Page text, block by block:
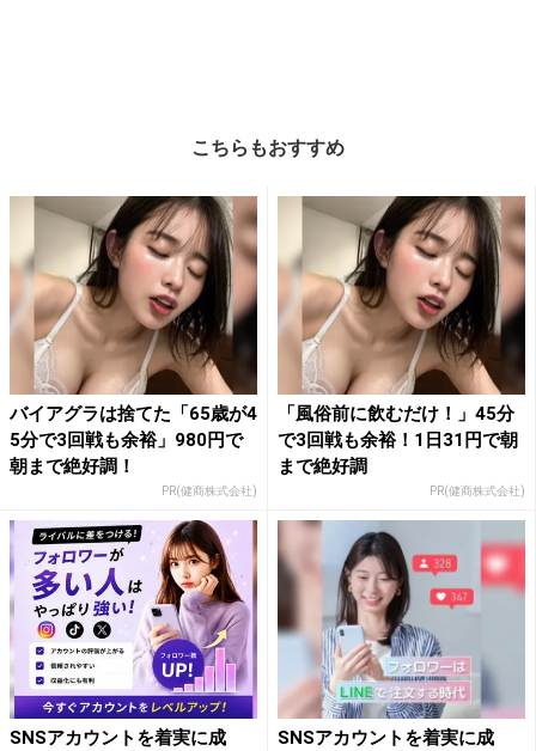
こちらもおすすめ
バイアグラは捨てた「65歳が4
5分で3回戦も余裕」980円で
朝まで絶好調！
PR(健商株式会社)
「風俗前に飲むだけ！」45分
で3回戦も余裕！1日31円で朝
まで絶好調
PR(健商株式会社)
SNSアカウントを着実に成
SNSアカウントを着実に成